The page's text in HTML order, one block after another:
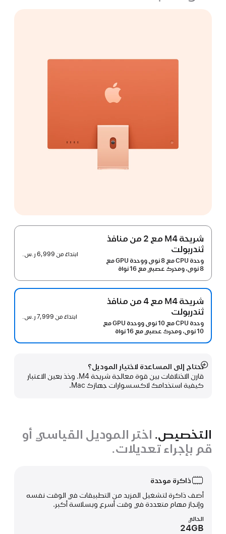
شريحة M4 مع 2 من منافذ
ثندربولت
وحدة CPU مع 8 نوى ووحدة GPU مع
8 نوى، ومحرك عصبي مع 16 نواة
ابتداءً من 6,999 ر.س.‏
شريحة M4 مع 4 من منافذ
ثندربولت
وحدة CPU مع 10 نوى ووحدة GPU مع
10 نوى، ومحرك عصبي مع 16 نواة
ابتداءً من 7,999 ر.س.‏
تحتاج إلى المساعدة لاختيار الموديل؟
قارن الاختلافات بين قوة معالجة شريحة M4. وخذ بعين الاعتبار
كيفية استخدامك لاكسسوارات جهازك Mac.
عرض
المزيد
التخصيص. اختر الموديل القياسي أو
قم بإجراء تعديلات.
ذاكرة موحدة
أضف ذاكرة لتشغيل المزيد من التطبيقات في الوقت نفسه
وإنجاز مهام متعددة في وقت أسرع وبسلاسة أكبر.
الحالي
24GB